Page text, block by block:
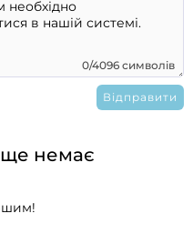
0/4096 символів
ще немає